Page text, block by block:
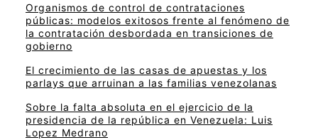
Organismos de control de contrataciones
públicas: modelos exitosos frente al fenómeno de
la contratación desbordada en transiciones de
gobierno
El crecimiento de las casas de apuestas y los
parlays que arruinan a las familias venezolanas
Sobre la falta absoluta en el ejercicio de la
presidencia de la república en Venezuela: Luis
Lopez Medrano